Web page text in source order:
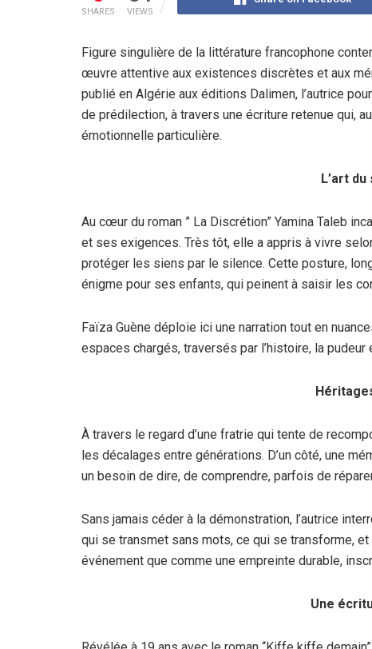
SHARES VIEWS
Figure singulière de la littérature francophone
œuvre attentive aux existences discrètes et aux
publié en Algérie aux éditions Dalimen, l’autrice
de prédilection, à travers une écriture retenue qui,
émotionnelle particulière.
L’art
Au cœur du roman ” La Discrétion” Yamina Taleb
et ses exigences. Très tôt, elle a appris à vivre
protéger les siens par le silence. Cette posture,
énigme pour ses enfants, qui peinent à saisir les
Faïza Guène déploie ici une narration tout en
espaces chargés, traversés par l’histoire, la
À travers le regard d’une fratrie qui tente de
les décalages entre générations. D’un côté, une
un besoin de dire, de comprendre, parfois de
Sans jamais céder à la démonstration, l’autrice
qui se transmet sans mots, ce qui se transforme,
événement que comme une empreinte durable,
Une